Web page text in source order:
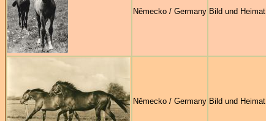
Německo / Germany Bild und Heimat
Německo / Germany Bild und Heimat